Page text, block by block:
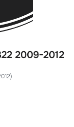
2009-2012